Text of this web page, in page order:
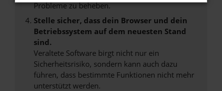
Probleme zu beheben.
Stelle sicher, dass dein Browser und dein
Betriebssystem auf dem neuesten Stand
sind.
Veraltete Software birgt nicht nur ein
Sicherheitsrisiko, sondern kann auch dazu
führen, dass bestimmte Funktionen nicht mehr
unterstützt werden.